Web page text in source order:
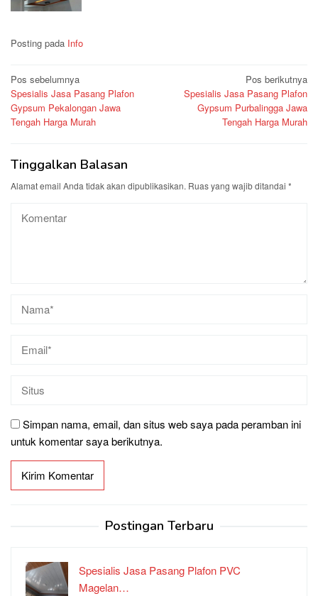
Posting pada Info
Navigasi
pos
Pos sebelumnya
Spesialis Jasa Pasang Plafon
Gypsum Pekalongan Jawa
Tengah Harga Murah
Pos berikutnya
Spesialis Jasa Pasang Plafon
Gypsum Purbalingga Jawa
Tengah Harga Murah
Tinggalkan Balasan
Alamat email Anda tidak akan dipublikasikan. Ruas yang wajib ditandai *
Simpan nama, email, dan situs web saya pada peramban ini
untuk komentar saya berikutnya.
Postingan Terbaru
Spesialis Jasa Pasang Plafon PVC
Magelan…